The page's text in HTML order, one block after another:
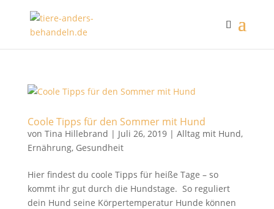
Coole Tipps für den Sommer mit Hund
von Tina Hillebrand | Juli 26, 2019| Alltag mit Hund,
Ernährung, Gesundheit
Hier findest du coole Tipps für heiße Tage – so
kommt ihr gut durch die Hundstage. So reguliert
dein Hund seine Körpertemperatur Hunde können